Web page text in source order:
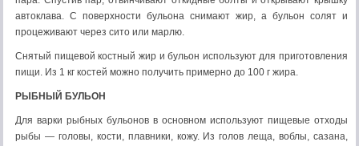
автоклава. С поверхности бульона снимают жир, а бульон солят и
процеживают через сито или марлю.
Снятый пищевой костный жир и бульон используют для приготовления
пищи. Из 1 кг костей можно получить примерно до 100 г жира.
РЫБНЫЙ БУЛЬОН
Для варки рыбных бульонов в основном используют пищевые отходы
рыбы — головы, кости, плавники, кожу. Из голов леща, воблы, сазана,